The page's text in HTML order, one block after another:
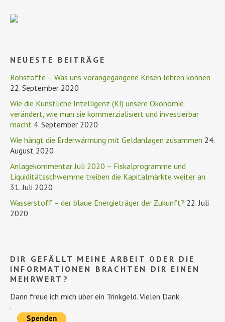
NEUESTE BEITRÄGE
Rohstoffe – Was uns vorangegangene Krisen lehren können
22. September 2020
Wie die Künstliche Intelligenz (KI) unsere Ökonomie
verändert, wie man sie kommerzialisiert und investierbar
macht 4. September 2020
Wie hängt die Erderwärmung mit Geldanlagen zusammen 24.
August 2020
Anlagekommentar Juli 2020 – Fiskalprogramme und
Liquiditätsschwemme treiben die Kapitalmärkte weiter an
31. Juli 2020
Wasserstoff – der blaue Energieträger der Zukunft? 22. Juli
2020
DIR GEFÄLLT MEINE ARBEIT ODER DIE
INFORMATIONEN BRACHTEN DIR EINEN
MEHRWERT?
Dann freue ich mich über ein Trinkgeld. Vielen Dank.
.